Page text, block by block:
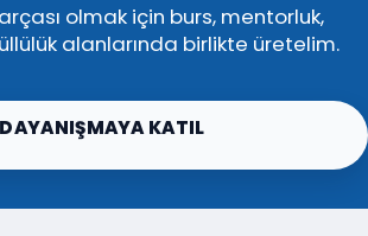
olmak için burs, mentorluk,
alanlarında birlikte üretelim.
DAYANIŞMAYA KATIL